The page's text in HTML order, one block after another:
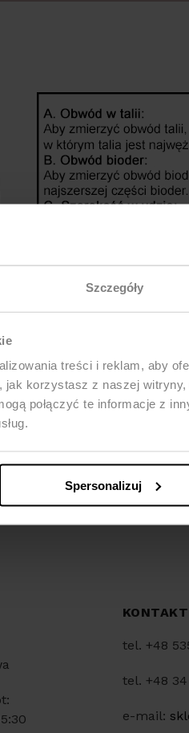
Szczegóły
treści i reklam, aby
korzystasz z naszej
połączyć te informacje z
Spersonalizuj
KONTAKT
tel. +48
tel. +48
e-mail: